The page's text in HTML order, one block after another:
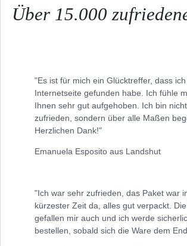
Über 15.000
"Es ist für mich ein Glücktreffer, dass
Internetseite gefunden habe. Ich fühle
Ihnen sehr gut aufgehoben. Ich bin
zufrieden, sondern über alle Maßen
Herzlichen Dank!"
Emanuela Esposito aus Landshut
"Ich war sehr zufrieden, das Paket war
kürzester Zeit da, alles gut verpackt.
gefallen mir auch und ich werde
bestellen, sobald sich die Ware dem